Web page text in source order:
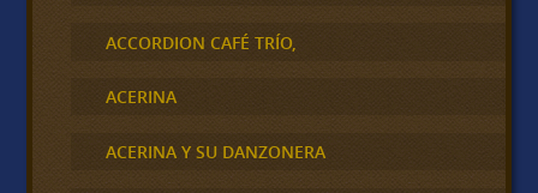
ACCORDION CAFÉ TRÍO,
ACERINA
ACERINA Y SU DANZONERA